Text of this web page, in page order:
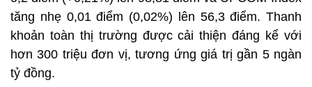
tăng nhẹ 0,01 điểm (0,02%) lên 56,3 điểm. Thanh
khoản toàn thị trường được cải thiện đáng kể với
hơn 300 triệu đơn vị, tương ứng giá trị gần 5 ngàn
tỷ đồng.